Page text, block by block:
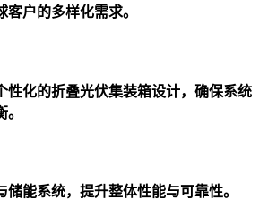
户的多样化需求。
性化的折叠光伏集装箱设计，确保系统
能系统，提升整体性能与可靠性。